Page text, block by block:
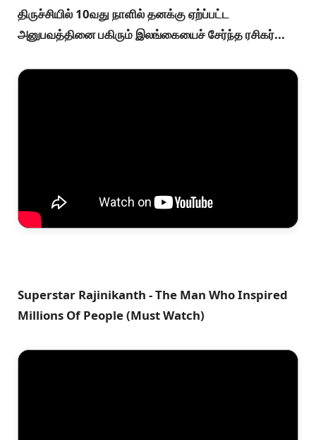
திருச்சியில் 10வது நாளில் தனக்கு ஏற்ப்பட்ட
அனுபவத்தினை பகிரும் இலங்கையைச் சேர்ந்த ரசிகர்...
Superstar Rajinikanth - The Man Who Inspired
Millions Of People (Must Watch)